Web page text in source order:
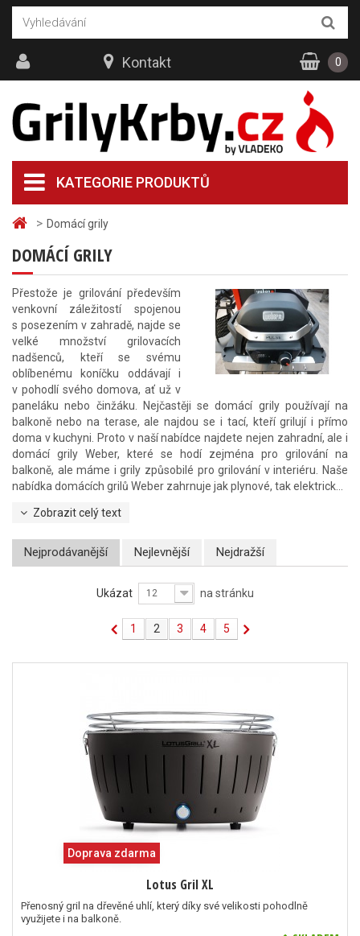
> Domácí grily
DOMÁCÍ GRILY
Přestože je grilování především
venkovní záležitostí spojenou
s posezením v zahradě, najde se
velké množství grilovacích
nadšenců, kteří se svému
oblíbenému koníčku oddávají i
v pohodlí svého domova, ať už v
paneláku nebo činžáku. Nejčastěji se domácí grily používají na
balkoně nebo na terase, ale najdou se i tací, kteří grilují i přímo
doma v kuchyni. Proto v naší nabídce najdete nejen zahradní, ale i
domácí grily Weber, které se hodí zejména pro grilování na
balkoně, ale máme i grily způsobilé pro grilování v interiéru. Naše
nabídka domácích grilů Weber zahrnuje jak plynové, tak elektrick...
Zobrazit celý text
Nejprodávanější Nejlevnější Nejdražší
Ukázat 12 na stránku
1 2 3 4 5
Doprava zdarma
Lotus Gril XL
Přenosný gril na dřevěné uhlí, který díky své velikosti pohodlně
využijete i na balkoně.
KATEGORIE PRODUKTŮ
Kontakt 0